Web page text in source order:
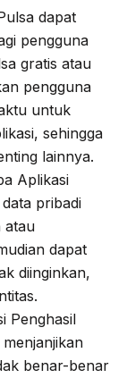
dapat
pengguna
gratis atau
pengguna
untuk
sehingga
lainnya.
Aplikasi
pribadi
atau
dapat
diinginkan,
Penghasil
benar-benar